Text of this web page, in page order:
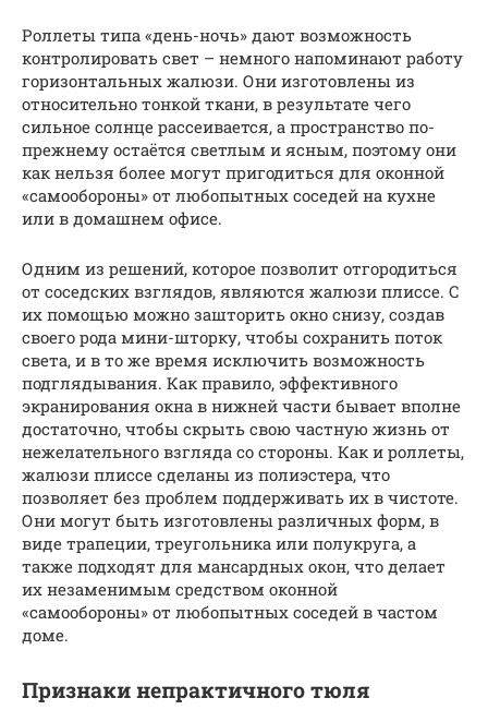
Роллеты типа «день-ночь» дают возможность
контролировать свет – немного напоминают работу
горизонтальных жалюзи. Они изготовлены из
относительно тонкой ткани, в результате чего
сильное солнце рассеивается, а пространство по-
прежнему остаётся светлым и ясным, поэтому они
как нельзя более могут пригодиться для оконной
«самообороны» от любопытных соседей на кухне
или в домашнем офисе.
Одним из решений, которое позволит отгородиться
от соседских взглядов, являются жалюзи плиссе. С
их помощью можно зашторить окно снизу, создав
своего рода мини-шторку, чтобы сохранить поток
света, и в то же время исключить возможность
подглядывания. Как правило, эффективного
экранирования окна в нижней части бывает вполне
достаточно, чтобы скрыть свою частную жизнь от
нежелательного взгляда со стороны. Как и роллеты,
жалюзи плиссе сделаны из полиэстера, что
позволяет без проблем поддерживать их в чистоте.
Они могут быть изготовлены различных форм, в
виде трапеции, треугольника или полукруга, а
также подходят для мансардных окон, что делает
их незаменимым средством оконной
«самообороны» от любопытных соседей в частом
доме.
Признаки непрактичного тюля